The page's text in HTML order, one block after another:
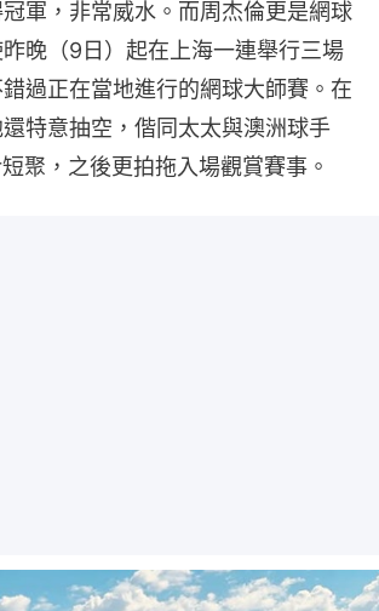
軍，非常威水。而周杰倫更是網球
晚（9日）起在上海一連舉行三場
過正在當地進行的網球大師賽。在
特意抽空，偕同太太與澳洲球手
聚，之後更拍拖入場觀賞賽事。